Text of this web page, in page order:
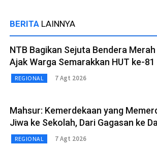
BERITA LAINNYA
NTB Bagikan Sejuta Bendera
Ajak Warga Semarakkan HUT ke-81
REGIONAL 7 Agt 2026
Mahsur: Kemerdekaan yang
Jiwa ke Sekolah, Dari Gagasan ke
REGIONAL 7 Agt 2026